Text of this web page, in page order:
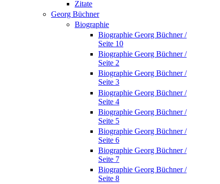
Zitate
Georg Büchner
Biographie
Biographie Georg Büchner /
Seite 10
Biographie Georg Büchner /
Seite 2
Biographie Georg Büchner /
Seite 3
Biographie Georg Büchner /
Seite 4
Biographie Georg Büchner /
Seite 5
Biographie Georg Büchner /
Seite 6
Biographie Georg Büchner /
Seite 7
Biographie Georg Büchner /
Seite 8